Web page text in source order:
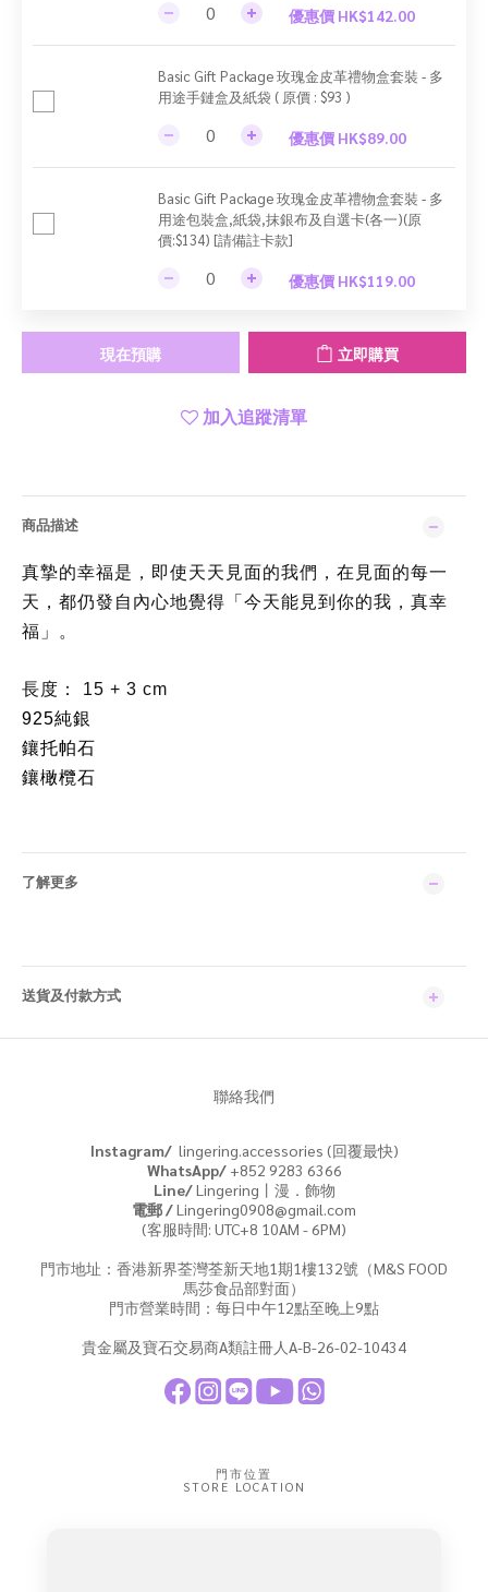
優惠價 HK$142.00
Basic Gift Package 玫瑰金皮革禮物盒套裝 - 多
用途手鏈盒及紙袋 ( 原價 : $93 )
優惠價 HK$89.00
Basic Gift Package 玫瑰金皮革禮物盒套裝 - 多
用途包裝盒,紙袋,抹銀布及自選卡(各一)(原
價:$134) [請備註卡款]
優惠價 HK$119.00
現在預購 立即購買
加入追蹤清單
商品描述
真摯的幸福是，即使天天見面的我們，在見面的每一
天，都仍發自內心地覺得「今天能見到你的我，真幸
福」。
長度： 15 + 3 cm
925純銀
鑲托帕石
鑲橄欖石
了解更多
送貨及付款方式
聯絡我們
Instagram/ lingering.accessories (回覆最快)
WhatsApp/+852 9283 6366
Line/Lingering丨漫．飾物
電郵 /Lingering0908@gmail.com
(客服時間: UTC+8 10AM - 6PM)
門市地址：香港新界荃灣荃新天地1期1樓132號（M&S FOOD
馬莎食品部對面）
門市營業時間：每日中午12點至晚上9點
貴金屬及寶石交易商A類註冊人A-B-26-02-10434
門市位置
STORE LOCATION